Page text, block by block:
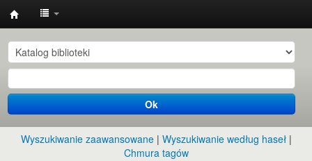
Instytut
Etnologii
i
Antropologii
Kulturowej
UW
Ok
Wyszukiwanie zaawansowane
Wyszukiwanie według haseł
Chmura tagów